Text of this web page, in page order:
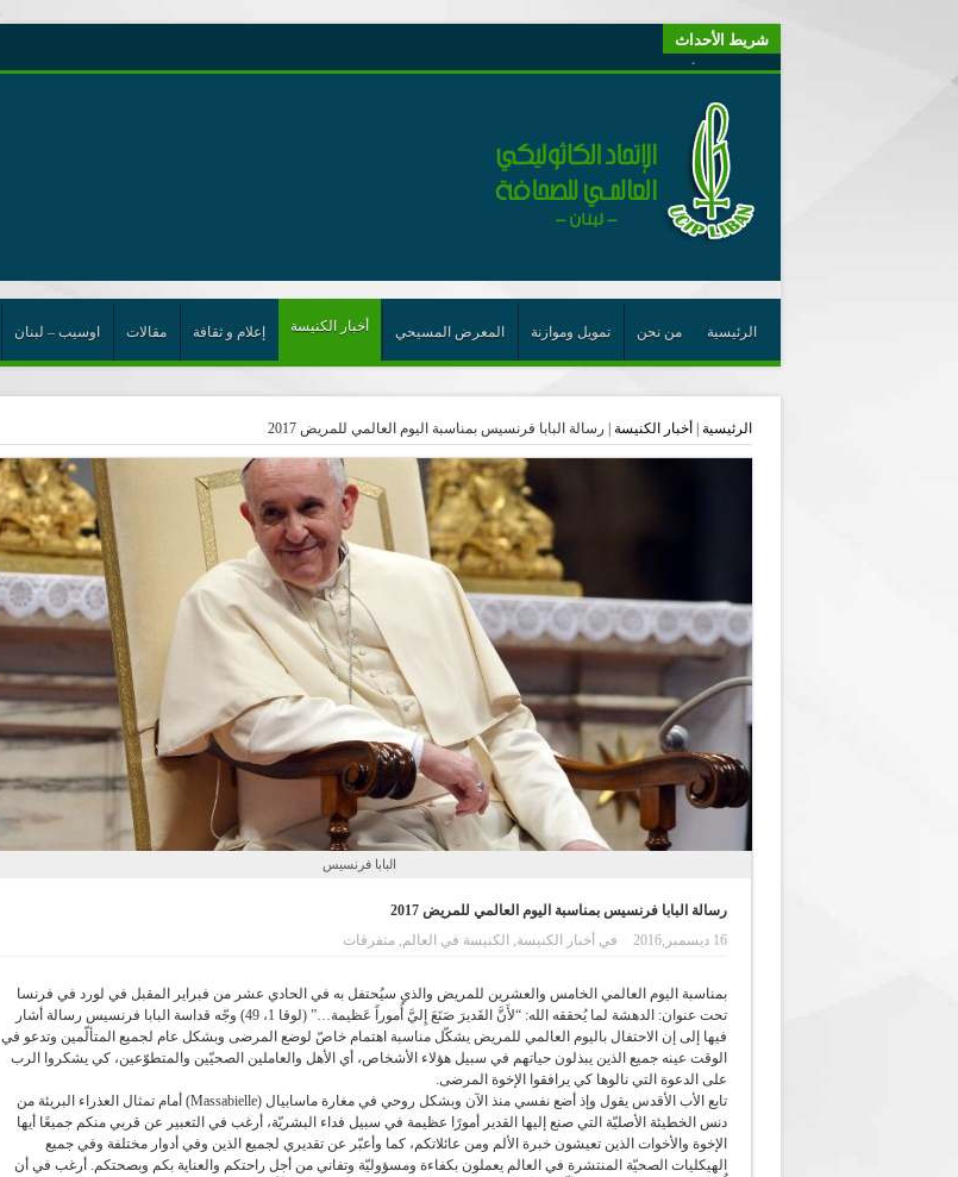
شريط الأحداث
“لبنانيون من أجل الكيان” (اتحاد اورا) : طرح رئيس الجمهورية حول اللامركزية الموسعة شرط واجب للخروج من حالة الجمود
“الوحدة في التعدّد: إعادة بناء الديمقراطيّة التوافقيّة في لبنان”
يتبع في معنى الأعجوبة
ترشيح أسعد جوان لجائزة نوبل يعزّز تثبيت
احتفالات عيد القديس شربل تتواصل في بقاعكفرا…
الأعجوبة في المسيحيّة: معنًى وحدًّا
من يختصر الله يجعل الدين خطرًا
أيّ عيش مشترك نريد؟
الرئيسية من نحن تمويل وموازنة المعرض المسيحي أخبار الكنيسة إعلام و ثقافة مقالات اوسيب – لبنان
الرئيسية أخبار الكنيسة رسالة البابا فرنسيس بمناسبة اليوم العالمي للمريض 2017
البابا فرنسيس
رسالة البابا فرنسيس بمناسبة اليوم العالمي للمريض 2017
16 ديسمبر,2016
في أخبار الكنيسة, الكنيسة في العالم,متفرقات
بمناسبة اليوم العالمي الخامس والعشرين للمريض والذي سيُحتفل به في الحادي عشر من فبراير المقبل في لورد في فرنسا
تحت عنوان: الدهشة لما يُحققه الله: “لأَنَّ القَديرَ صَنَعَ إِليَّ أُموراً عَظيمة…” (لوقا 1، 49) وجّه قداسة البابا فرنسيس رسالة أشار
فيها إلى إن الاحتفال باليوم العالمي للمريض يشكّل مناسبة اهتمام خاصّ لوضع المرضى وبشكل عام لجميع المتألّمين وتدعو في
الوقت عينه جميع الذين يبذلون حياتهم في سبيل هؤلاء الأشخاص، أي الأهل والعاملين الصحيّين والمتطوّعين، كي يشكروا الرب
على الدعوة التي نالوها كي يرافقوا الإخوة المرضى.
تابع الأب الأقدس يقول وإذ أضع نفسي منذ الآن وبشكل روحي في مغارة ماسابيال (Massabielle) أمام تمثال العذراء البريئة من
دنس الخطيئة الأصليّة التي صنع إليها القدير أمورًا عظيمة في سبيل فداء البشريّة، أرغب في التعبير عن قربي منكم جميعًا أيها
الإخوة والأخوات الذين تعيشون خبرة الألم ومن عائلاتكم، كما وأعبّر عن تقديري لجميع الذين وفي أدوار مختلفة وفي جميع
الهيكليات الصحيّة المنتشرة في العالم يعملون بكفاءة ومسؤوليّة وتفاني من أجل راحتكم والعناية بكم وبصحتكم. أرغب في أن